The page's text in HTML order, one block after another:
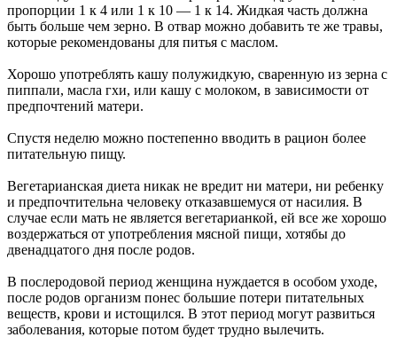
пропорции 1 к 4 или 1 к 10 — 1 к 14. Жидкая часть должна
быть больше чем зерно. В отвар можно добавить те же травы,
которые рекомендованы для питья с маслом.
Хорошо употреблять кашу полужидкую, сваренную из зерна с
пиппали, масла гхи, или кашу с молоком, в зависимости от
предпочтений матери.
Спустя неделю можно постепенно вводить в рацион более
питательную пищу.
Вегетарианская диета никак не вредит ни матери, ни ребенку
и предпочтительна человеку отказавшемуся от насилия. В
случае если мать не является вегетарианкой, ей все же хорошо
воздержаться от употребления мясной пищи, хотябы до
двенадцатого дня после родов.
В послеродовой период женщина нуждается в особом уходе,
после родов организм понес большие потери питательных
веществ, крови и истощился. В этот период могут развиться
заболевания, которые потом будет трудно вылечить.